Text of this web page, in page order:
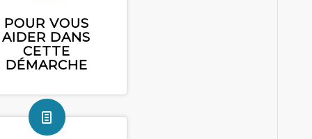
POUR VOUS
AIDER DANS
CETTE
DÉMARCHE